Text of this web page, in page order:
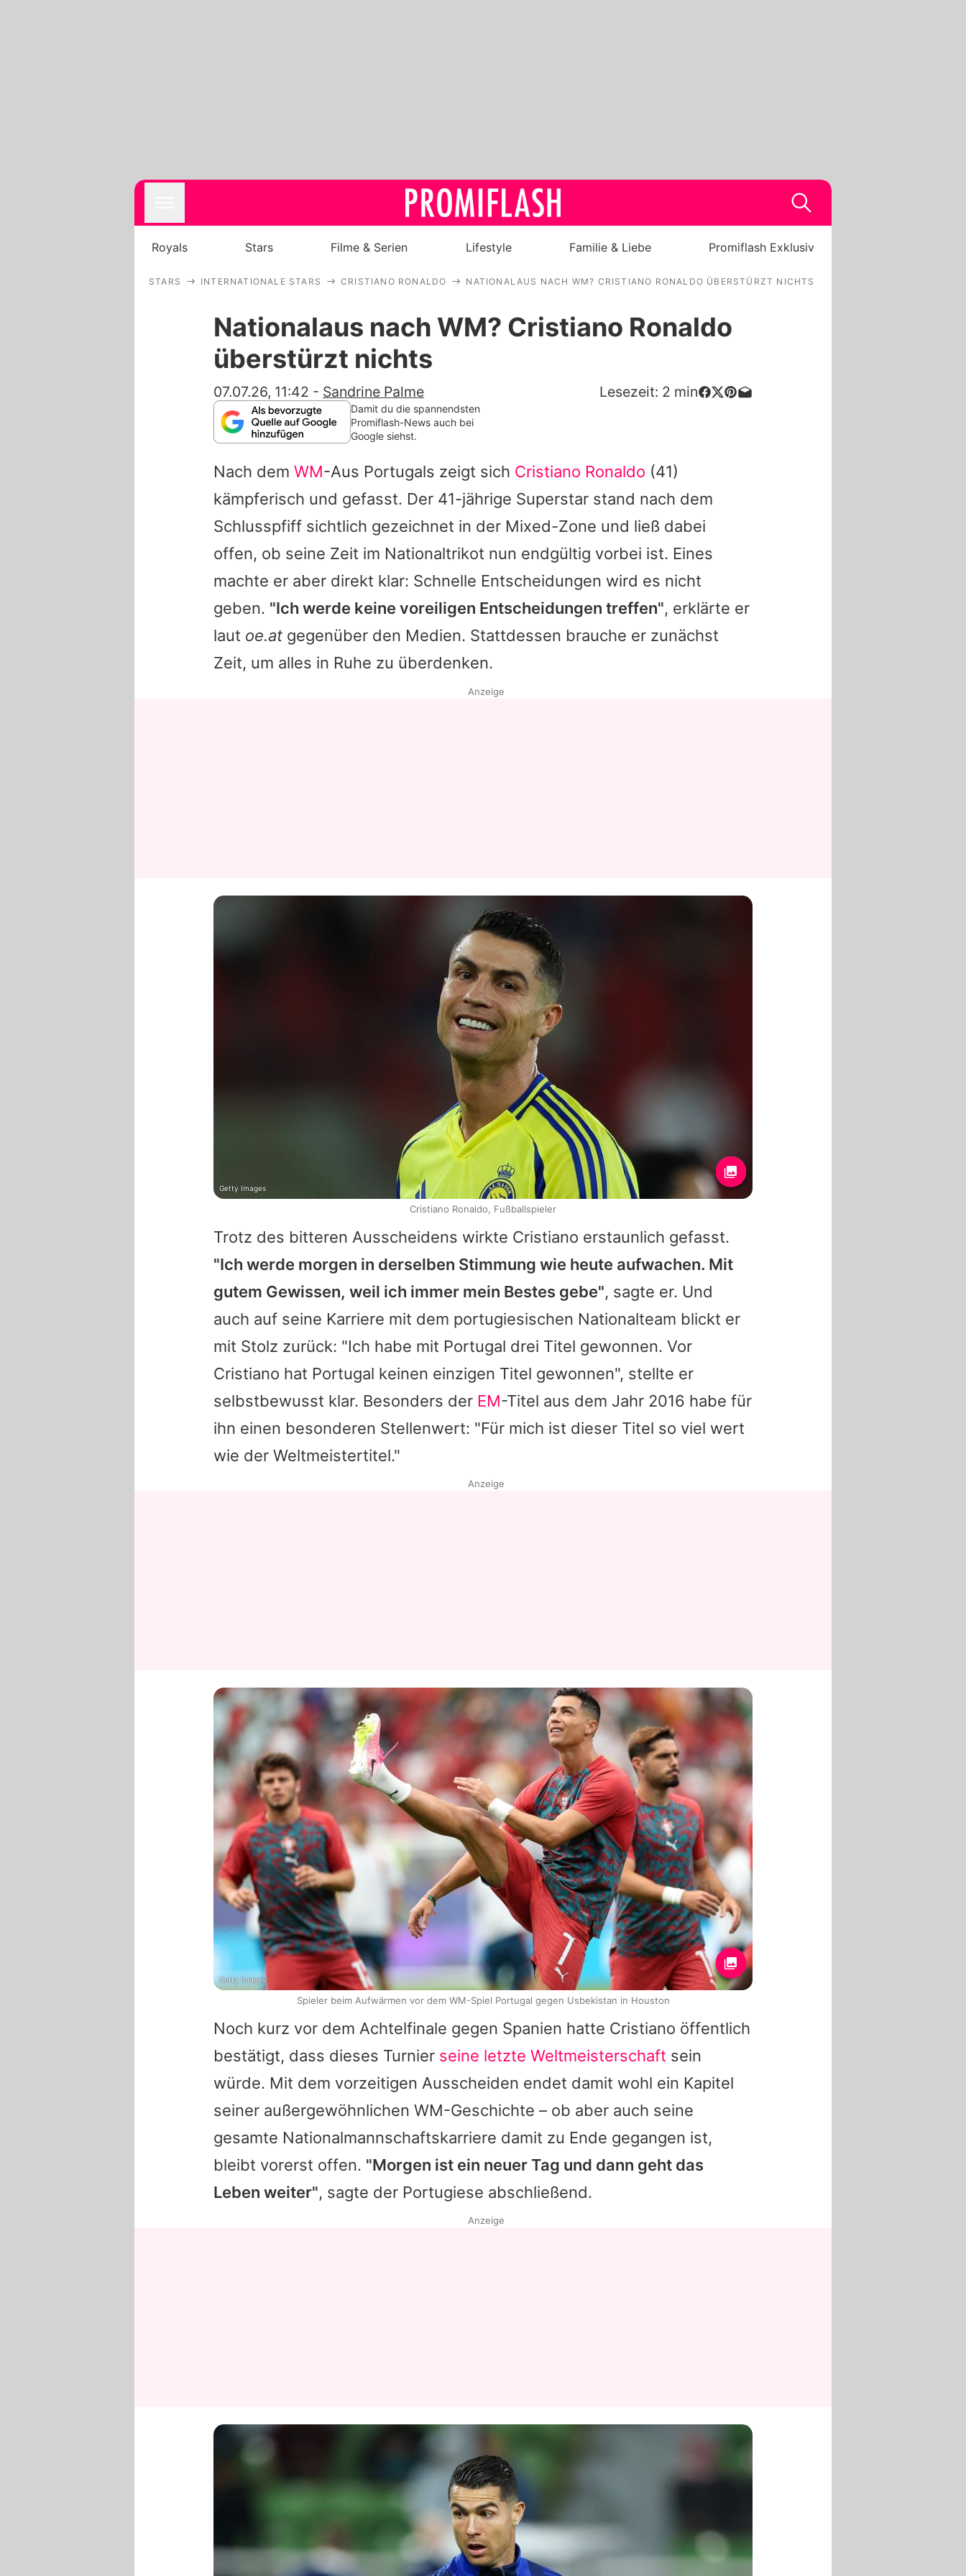
Royals
Stars
Familie & Liebe
Alle Themen auf Promiflash
App runterladen
Team
Redaktionelle Richtlinien
Impressum
Datenschutzerklärung
Nutzungsbedingungen
Royals Stars Filme & Serien Lifestyle Familie & Liebe Promiflash Exklusiv
STARS INTERNATIONALE STARS CRISTIANO RONALDO NATIONALAUS NACH WM? CRISTIANO RONALDO ÜBERSTÜRZT NICHTS
Nationalaus nach WM? Cristiano Ronaldo
überstürzt nichts
07.07.26, 11:42 - Sandrine Palme Lesezeit: 2 min
Damit du die spannendsten
Promiflash-News auch bei
Google siehst.
Nach dem WM-Aus Portugals zeigt sich Cristiano Ronaldo (41)
kämpferisch und gefasst. Der 41-jährige Superstar stand nach dem
Schlusspfiff sichtlich gezeichnet in der Mixed-Zone und ließ dabei
offen, ob seine Zeit im Nationaltrikot nun endgültig vorbei ist. Eines
machte er aber direkt klar: Schnelle Entscheidungen wird es nicht
geben. "Ich werde keine voreiligen Entscheidungen treffen", erklärte er
laut oe.at gegenüber den Medien. Stattdessen brauche er zunächst
Zeit, um alles in Ruhe zu überdenken.
Trotz des bitteren Ausscheidens wirkte Cristiano erstaunlich gefasst.
"Ich werde morgen in derselben Stimmung wie heute aufwachen. Mit
gutem Gewissen, weil ich immer mein Bestes gebe", sagte er. Und
auch auf seine Karriere mit dem portugiesischen Nationalteam blickt er
mit Stolz zurück: "Ich habe mit Portugal drei Titel gewonnen. Vor
Cristiano hat Portugal keinen einzigen Titel gewonnen", stellte er
selbstbewusst klar. Besonders der EM-Titel aus dem Jahr 2016 habe für
ihn einen besonderen Stellenwert: "Für mich ist dieser Titel so viel wert
wie der Weltmeistertitel."
Noch kurz vor dem Achtelfinale gegen Spanien hatte Cristiano öffentlich
bestätigt, dass dieses Turnier seine letzte Weltmeisterschaft sein
würde. Mit dem vorzeitigen Ausscheiden endet damit wohl ein Kapitel
seiner außergewöhnlichen WM-Geschichte – ob aber auch seine
gesamte Nationalmannschaftskarriere damit zu Ende gegangen ist,
bleibt vorerst offen. "Morgen ist ein neuer Tag und dann geht das
Leben weiter", sagte der Portugiese abschließend.
Anzeige
Getty Images
Cristiano Ronaldo, Fußballspieler
Anzeige
Getty Images
Spieler beim Aufwärmen vor dem WM-Spiel Portugal gegen Usbekistan in Houston
Anzeige